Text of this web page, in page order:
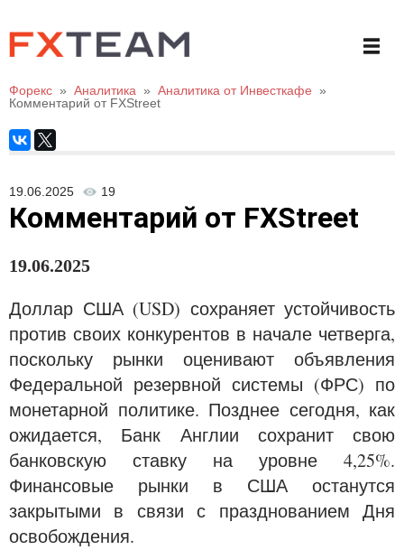
Форекс » Аналитика » Аналитика от Инвесткафе »
Комментарий от FXStreet
19.06.2025 19
Комментарий от FXStreet
19.06.2025
Доллар США (USD) сохраняет устойчивость
против своих конкурентов в начале четверга,
поскольку рынки оценивают объявления
Федеральной резервной системы (ФРС) по
монетарной политике. Позднее сегодня, как
ожидается, Банк Англии сохранит свою
банковскую ставку на уровне 4,25%.
Финансовые рынки в США останутся
закрытыми в связи с празднованием Дня
освобождения.